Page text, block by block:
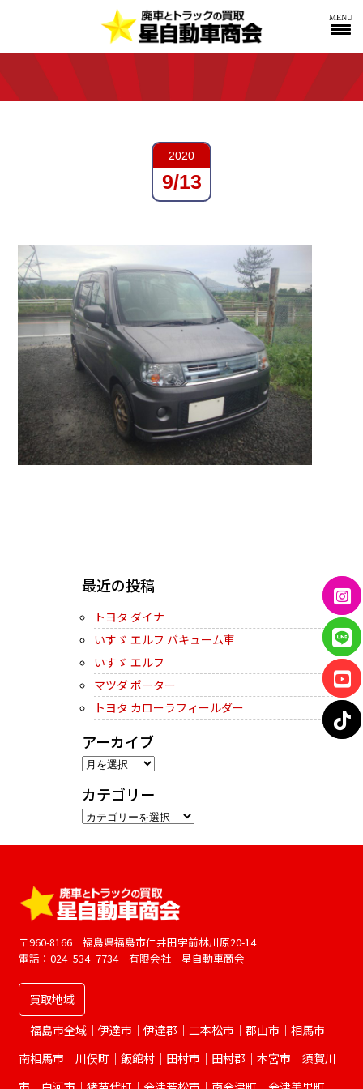
MENU
2020
9/13
最近の投稿
トヨタ ダイナ
いすゞ エルフ バキューム車
いすゞ エルフ
マツダ ポーター
トヨタ カローラフィールダー
アーカイブ
ア
カ
イ
ブ
カテゴリー
カ
ー
〒960-8166 福島県福島市仁井田字前林川原20-14
電話：024−534−7734 有限会社 星自動車商会
買取地域
福島市全域｜伊達市｜伊達郡｜二本松市｜郡山市｜相馬市｜
南相馬市｜川俣町｜飯館村｜田村市｜田村郡｜本宮市｜須賀川